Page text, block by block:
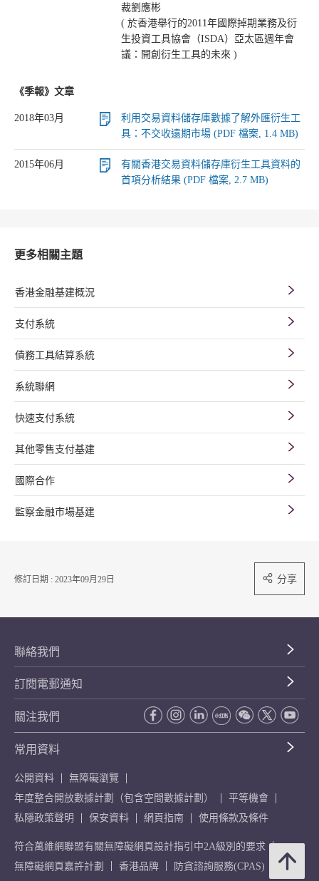
裁劉應彬
( 於香港舉行的2011年國際掉期業務及衍
生投資工具協會（ISDA）亞太區週年會
議：開創衍生工具的未來 )
《季報》文章
2018年03月
利用交易資料儲存庫數據了解外匯衍生工
具：不交收遠期市場 (PDF 檔案, 1.4 MB)
2015年06月
有關香港交易資料儲存庫衍生工具資料的
首項分析結果 (PDF 檔案, 2.7 MB)
更多相關主題
香港金融基建概況
支付系統
債務工具結算系統
系統聯網
快速支付系統
其他零售支付基建
國際合作
監察金融市場基建
修訂日期 : 2023年09月29日 分享
聯絡我們
訂閱電郵通知
關注我們
常用資料
公開資料
無障礙瀏覽
年度整合開放數據計劃（包含空間數據計劃）
平等機會
私隱政策聲明
保安資料 網頁指南 使用條款及條件
符合萬維網聯盟有關無障礙網頁設計指引中2A級別的要求
無障礙網頁嘉許計劃
香港品牌 防貪諮詢服務(CPAS)